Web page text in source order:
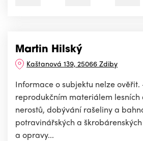
Martin Hilský
Kaštanová 139, 25066 Zdiby
Informace o subjektu nelze
reprodukčním materiálem
nerostů, dobývání rašeliny a
potravinářských a
a opravy...